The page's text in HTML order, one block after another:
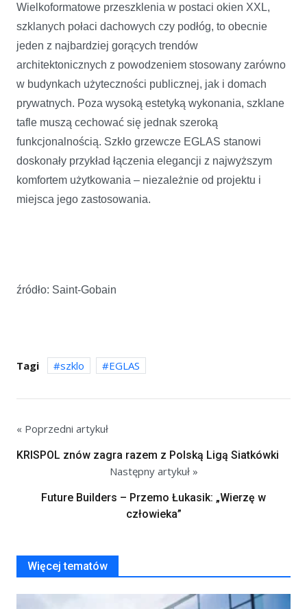
Wielkoformatowe przeszklenia w postaci okien XXL,
szklanych połaci dachowych czy podłóg, to obecnie
jeden z najbardziej gorących trendów
architektonicznych z powodzeniem stosowany zarówno
w budynkach użyteczności publicznej, jak i domach
prywatnych. Poza wysoką estetyką wykonania, szklane
tafle muszą cechować się jednak szeroką
funkcjonalnością. Szkło grzewcze EGLAS stanowi
doskonały przykład łączenia elegancji z najwyższym
komfortem użytkowania – niezależnie od projektu i
miejsca jego zastosowania.
źródło: Saint-Gobain
Tagi szklo EGLAS
« Poprzedni artykuł
KRISPOL znów zagra razem z Polską Ligą Siatkówki
Następny artykuł »
Future Builders – Przemo Łukasik: „Wierzę w
człowieka”
Więcej tematów